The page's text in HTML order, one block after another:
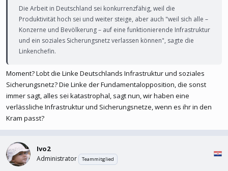
Die Arbeit in Deutschland sei konkurrenzfähig, weil die
Produktivität hoch sei und weiter steige, aber auch "weil sich alle –
Konzerne und Bevölkerung – auf eine funktionierende Infrastruktur
und ein soziales Sicherungsnetz verlassen können", sagte die
Linkenchefin.
Moment? Lobt die Linke Deutschlands Infrastruktur und soziales
Sicherungsnetz? Die Linke der Fundamentalopposition, die sonst
immer sagt, alles sei katastrophal, sagt nun, wir haben eine
verlässliche Infrastruktur und Sicherungsnetze, wenn es ihr in den
Kram passt?
Ivo2
Administrator Teammitglied